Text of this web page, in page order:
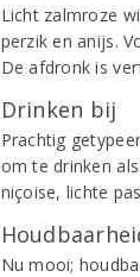
Licht zalmroze
perzik en anijs.
De afdronk is
Drinken bij
Prachtig
om te drinken
niçoise, lichte
Nu mooi;